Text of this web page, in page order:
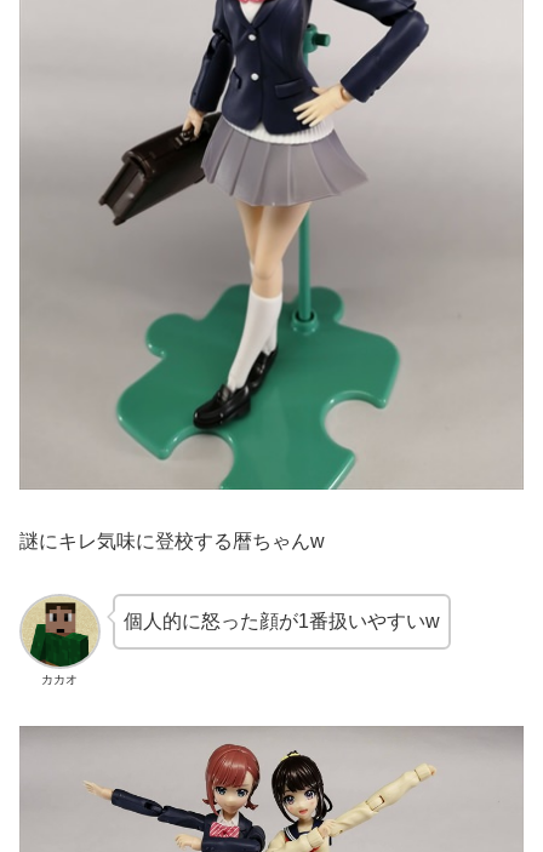
謎にキレ気味に登校する暦ちゃんw
カカオ
個人的に怒った顔が1番扱いやすいw